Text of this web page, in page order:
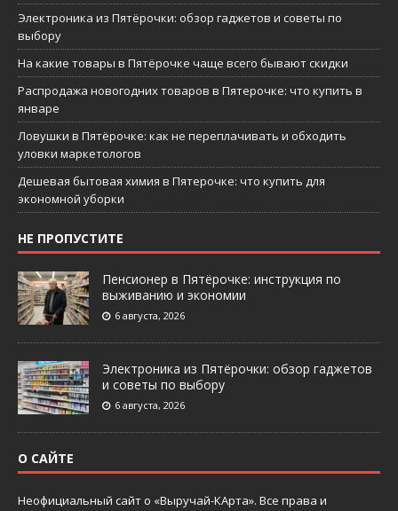
Электроника из Пятёрочки: обзор гаджетов и советы по
выбору
На какие товары в Пятёрочке чаще всего бывают скидки
Распродажа новогодних товаров в Пятерочке: что купить в
январе
Ловушки в Пятёрочке: как не переплачивать и обходить
уловки маркетологов
Дешевая бытовая химия в Пятерочке: что купить для
экономной уборки
НЕ ПРОПУСТИТЕ
Пенсионер в Пятёрочке: инструкция по
выживанию и экономии
6 августа, 2026
Электроника из Пятёрочки: обзор гаджетов
и советы по выбору
6 августа, 2026
О САЙТЕ
Неофициальный сайт о «Выручай-КАрта». Все права и